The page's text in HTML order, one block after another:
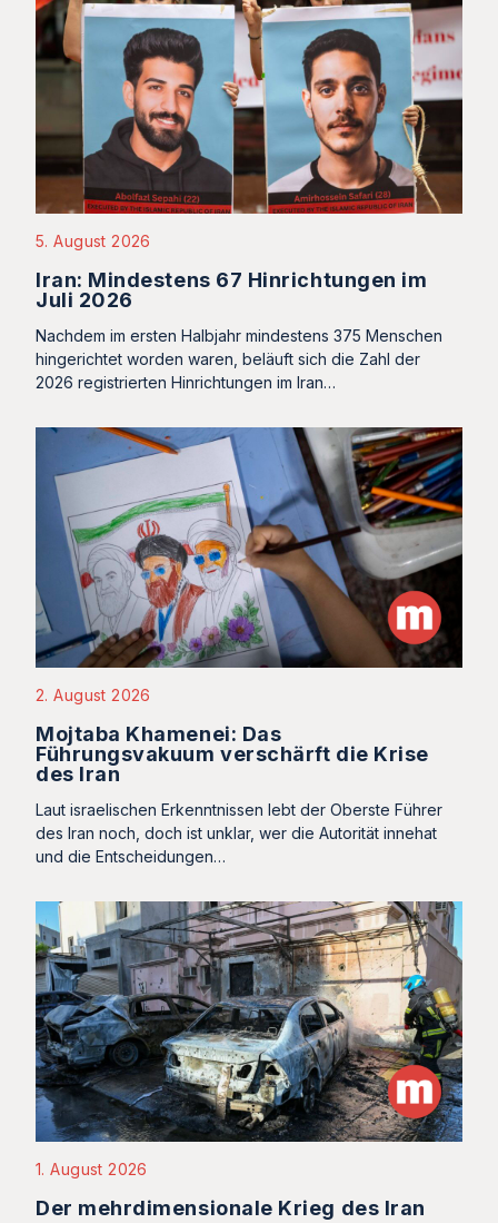
5. August 2026
Iran: Mindestens 67 Hinrichtungen im
Juli 2026
Nachdem im ersten Halbjahr mindestens 375 Menschen
hingerichtet worden waren, beläuft sich die Zahl der
2026 registrierten Hinrichtungen im Iran…
2. August 2026
Mojtaba Khamenei: Das
Führungsvakuum verschärft die Krise
des Iran
Laut israelischen Erkenntnissen lebt der Oberste Führer
des Iran noch, doch ist unklar, wer die Autorität innehat
und die Entscheidungen…
1. August 2026
Der mehrdimensionale Krieg des Iran